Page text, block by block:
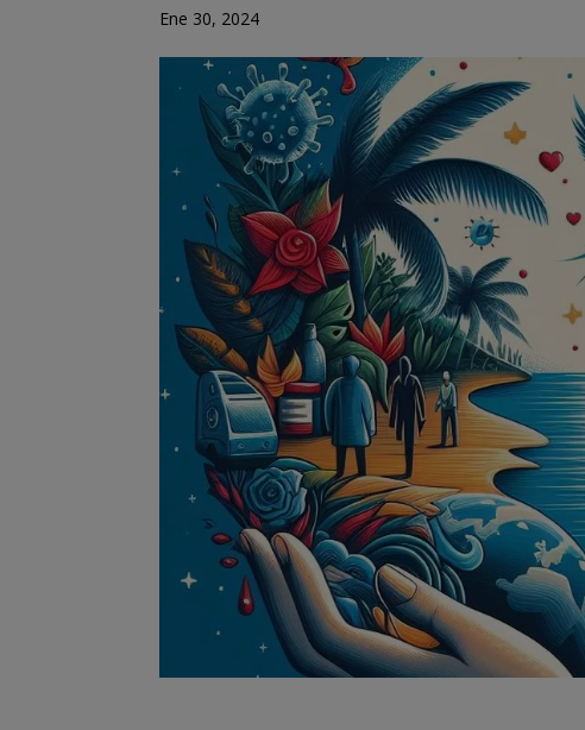
Ene 30, 2024